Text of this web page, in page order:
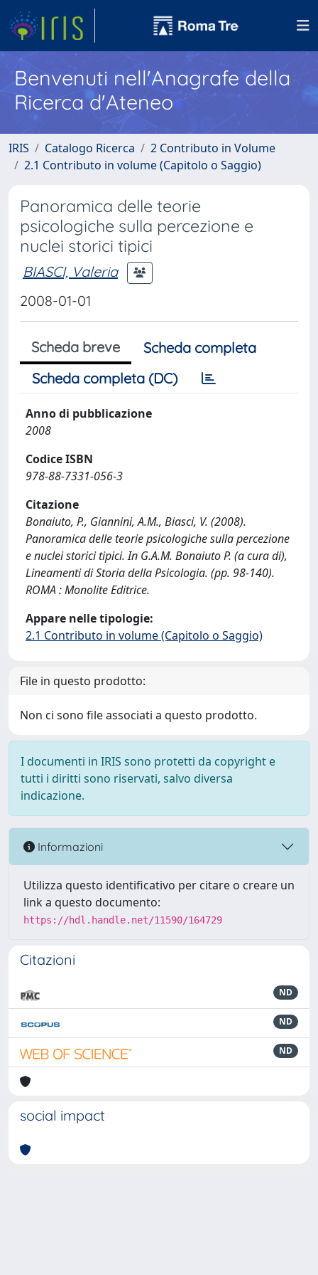
Benvenuti nell'Anagrafe della
Ricerca d'Ateneo
IRIS Catalogo Ricerca
2 Contributo in Volume
2.1 Contributo in volume (Capitolo o Saggio)
Panoramica delle teorie
psicologiche sulla percezione e
nuclei storici tipici
BIASCI, Valeria
2008-01-01
Scheda breve
Scheda completa
Scheda completa (DC)
Anno di pubblicazione
2008
Codice ISBN
978-88-7331-056-3
Citazione
Bonaiuto, P., Giannini, A.M., Biasci, V. (2008).
Panoramica delle teorie psicologiche sulla percezione
e nuclei storici tipici. In G.A.M. Bonaiuto P. (a cura di),
Lineamenti di Storia della Psicologia. (pp. 98-140).
ROMA : Monolite Editrice.
Appare nelle tipologie:
2.1 Contributo in volume (Capitolo o Saggio)
File in questo prodotto:
Non ci sono file associati a questo prodotto.
I documenti in IRIS sono protetti da copyright e
tutti i diritti sono riservati, salvo diversa
indicazione.
Informazioni
Utilizza questo identificativo per citare o creare un
link a questo documento:
https://hdl.handle.net/11590/164729
Citazioni
ND
ND
ND
social impact